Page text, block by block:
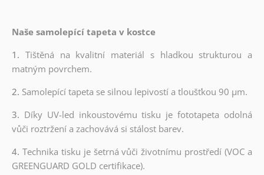
Naše samolepící tapeta v kostce
1. Tištěná na kvalitní materiál s hladkou strukturou a
matným povrchem.
2. Samolepící tapeta se silnou lepivostí a tloušťkou 90 µm.
3. Díky UV-led inkoustovému tisku je fototapeta odolná
vůči roztržení a zachovává si stálost barev.
4. Technika tisku je šetrná vůči životnímu prostředí (VOC a
GREENGUARD GOLD certifikace).